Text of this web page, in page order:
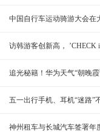
中国自行车运动骑游大会在
访韩游客创新高， ’CHECK
追光秘籍！华为天气“朝晚
五一出行手机、耳机“迷路”
神州租车与长城汽车签署年